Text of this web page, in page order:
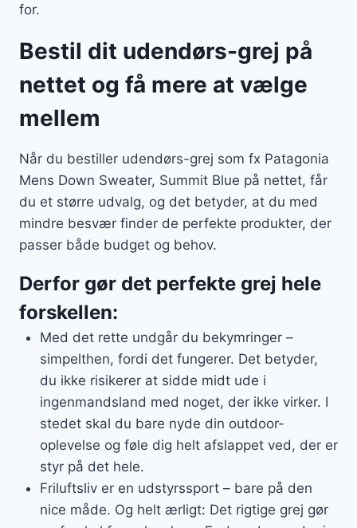
for.
Bestil dit udendørs-grej på
nettet og få mere at vælge
mellem
Når du bestiller udendørs-grej som fx Patagonia
Mens Down Sweater, Summit Blue på nettet, får
du et større udvalg, og det betyder, at du med
mindre besvær finder de perfekte produkter, der
passer både budget og behov.
Derfor gør det perfekte grej hele
forskellen:
Med det rette undgår du bekymringer –
simpelthen, fordi det fungerer. Det betyder,
du ikke risikerer at sidde midt ude i
ingenmandsland med noget, der ikke virker. I
stedet skal du bare nyde din outdoor-
oplevelse og føle dig helt afslappet ved, der er
styr på det hele.
Friluftsliv er en udstyrssport – bare på den
nice måde. Og helt ærligt: Det rigtige grej gør